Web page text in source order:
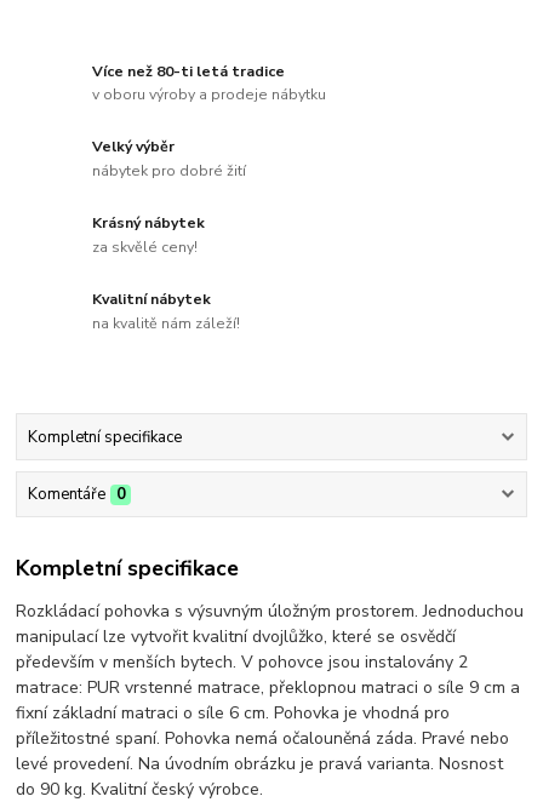
Více než 80-ti letá tradice
v oboru výroby a prodeje nábytku
Velký výběr
nábytek pro dobré žití
Krásný nábytek
za skvělé ceny!
Kvalitní nábytek
na kvalitě nám záleží!
Kompletní specifikace
Komentáře 0
Kompletní specifikace
Rozkládací pohovka s výsuvným úložným prostorem. Jednoduchou
manipulací lze vytvořit kvalitní dvojlůžko, které se osvědčí
především v menších bytech. V pohovce jsou instalovány 2
matrace: PUR vrstenné matrace, překlopnou matraci o síle 9 cm a
fixní základní matraci o síle 6 cm. Pohovka je vhodná pro
příležitostné spaní. Pohovka nemá očalouněná záda. Pravé nebo
levé provedení. Na úvodním obrázku je pravá varianta. Nosnost
do 90 kg. Kvalitní český výrobce.